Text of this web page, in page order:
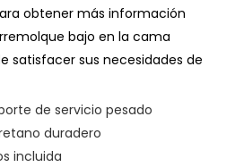
obtener más información
bajo en la cama
satisfacer sus necesidades de
de servicio pesado
duradero
incluida